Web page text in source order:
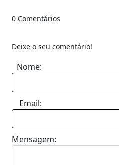
0 Comentários
Deixe o seu comentário!
Nome:
Email:
Mensagem: